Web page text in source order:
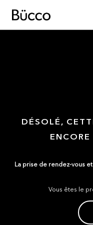
DÉSOLÉ,
La prise de rendez-vous
Vous êtes le